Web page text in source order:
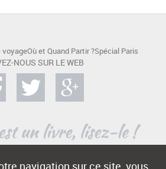
navigation sur ce site, vous
voyageOù et Quand Partir ?Spécial Paris
NOUS SUR LE WEB